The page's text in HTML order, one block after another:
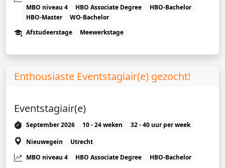
MBO niveau 4
HBO Associate Degree
HBO-Bachelor
HBO-Master
WO-Bachelor
Afstudeerstage
Meewerkstage
Enthousiaste Eventstagiair(e) gezocht!
Eventstagiair(e)
September 2026 10 - 24 weken
32 - 40 uur per week
Nieuwegein
Utrecht
MBO niveau 4
HBO Associate Degree
HBO-Bachelor